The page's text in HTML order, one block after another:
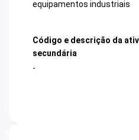
equipamentos industriais
Código e descrição da
secundária
-